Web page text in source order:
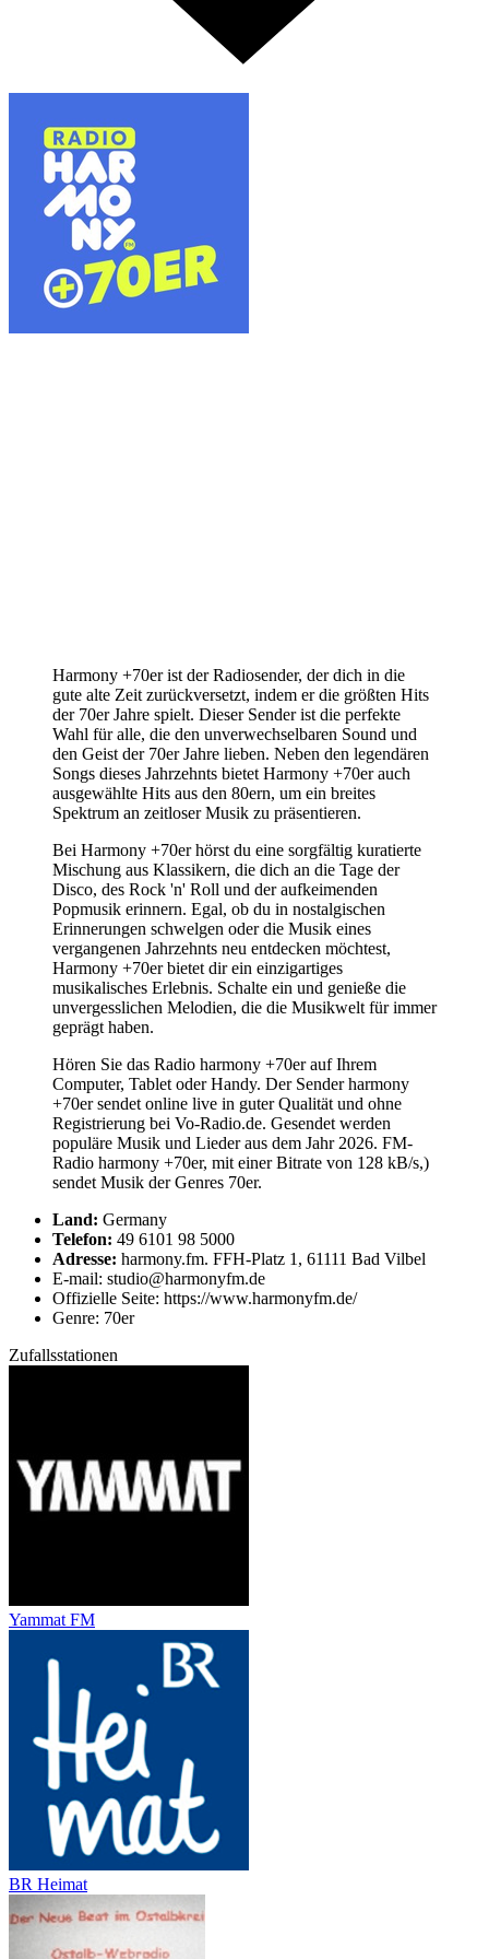
Harmony +70er ist der Radiosender, der dich in die
gute alte Zeit zurückversetzt, indem er die größten Hits
der 70er Jahre spielt. Dieser Sender ist die perfekte
Wahl für alle, die den unverwechselbaren Sound und
den Geist der 70er Jahre lieben. Neben den legendären
Songs dieses Jahrzehnts bietet Harmony +70er auch
ausgewählte Hits aus den 80ern, um ein breites
Spektrum an zeitloser Musik zu präsentieren.
Bei Harmony +70er hörst du eine sorgfältig kuratierte
Mischung aus Klassikern, die dich an die Tage der
Disco, des Rock 'n' Roll und der aufkeimenden
Popmusik erinnern. Egal, ob du in nostalgischen
Erinnerungen schwelgen oder die Musik eines
vergangenen Jahrzehnts neu entdecken möchtest,
Harmony +70er bietet dir ein einzigartiges
musikalisches Erlebnis. Schalte ein und genieße die
unvergesslichen Melodien, die die Musikwelt für immer
geprägt haben.
Hören Sie das Radio harmony +70er auf Ihrem
Computer, Tablet oder Handy. Der Sender harmony
+70er sendet online live in guter Qualität und ohne
Registrierung bei Vo-Radio.de. Gesendet werden
populäre Musik und Lieder aus dem Jahr 2026. FM-
Radio harmony +70er, mit einer Bitrate von 128 kB/s,)
sendet Musik der Genres 70er.
Land: Germany
Telefon: 49 6101 98 5000
Adresse: harmony.fm. FFH-Platz 1, 61111 Bad Vilbel
E-mail: studio@harmonyfm.de
Offizielle Seite: https://www.harmonyfm.de/
Genre: 70er
Zufallsstationen
Yammat FM
BR Heimat